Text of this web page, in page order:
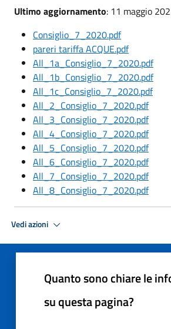
Ultimo aggiornamento: 11 maggio
Consiglio_7_2020.pdf
pareri tariffa ACQUE.pdf
All_1a_Consiglio_7_2020.pdf
All_1b_Consiglio_7_2020.pdf
All_1c_Consiglio_7_2020.pdf
All_2_Consiglio_7_2020.pdf
All_3_Consiglio_7_2020.pdf
All_4_Consiglio_7_2020.pdf
All_5_Consiglio_7_2020.pdf
All_6_Consiglio_7_2020.pdf
All_7_Consiglio_7_2020.pdf
All_8_Consiglio_7_2020.pdf
Vedi azioni
Quanto sono chiare le
su questa pagina?